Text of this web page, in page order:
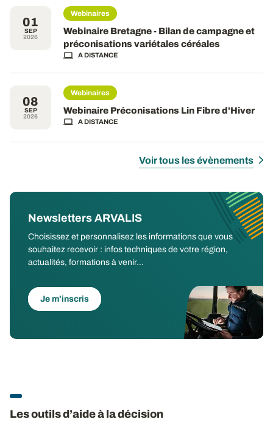
01
SEP
2026
Webinaires
Webinaire Bretagne - Bilan de campagne et
préconisations variétales céréales
A DISTANCE
08
SEP
2026
Webinaires
Webinaire Préconisations Lin Fibre d'Hiver
A DISTANCE
Voir tous les évènements
Newsletters ARVALIS
Choisissez et personnalisez les informations que vous
souhaitez recevoir : infos techniques de votre région,
actualités, formations à venir...
Je m'inscris
Les outils d’aide à la décision